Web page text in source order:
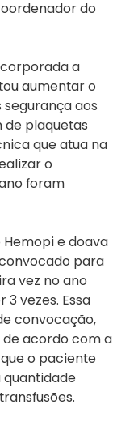
do
a
aumentar o
aos
de plaquetas
que atua na
o
foram
e doava
para
vez no ano
3 vezes. Essa
convocação,
acordo com a
o paciente